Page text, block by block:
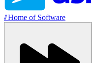
//Home of Software